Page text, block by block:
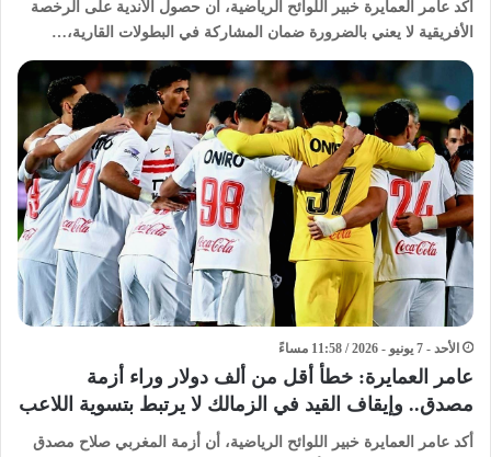
أكد عامر العمايرة خبير اللوائح الرياضية، أن حصول الأندية على الرخصة
الأفريقية لا يعني بالضرورة ضمان المشاركة في البطولات القارية،…
الأحد - 7 يونيو - 2026 / 11:58 مساءً
عامر العمايرة: خطأ أقل من ألف دولار وراء أزمة
مصدق.. وإيقاف القيد في الزمالك لا يرتبط بتسوية اللاعب
أكد عامر العمايرة خبير اللوائح الرياضية، أن أزمة المغربي صلاح مصدق